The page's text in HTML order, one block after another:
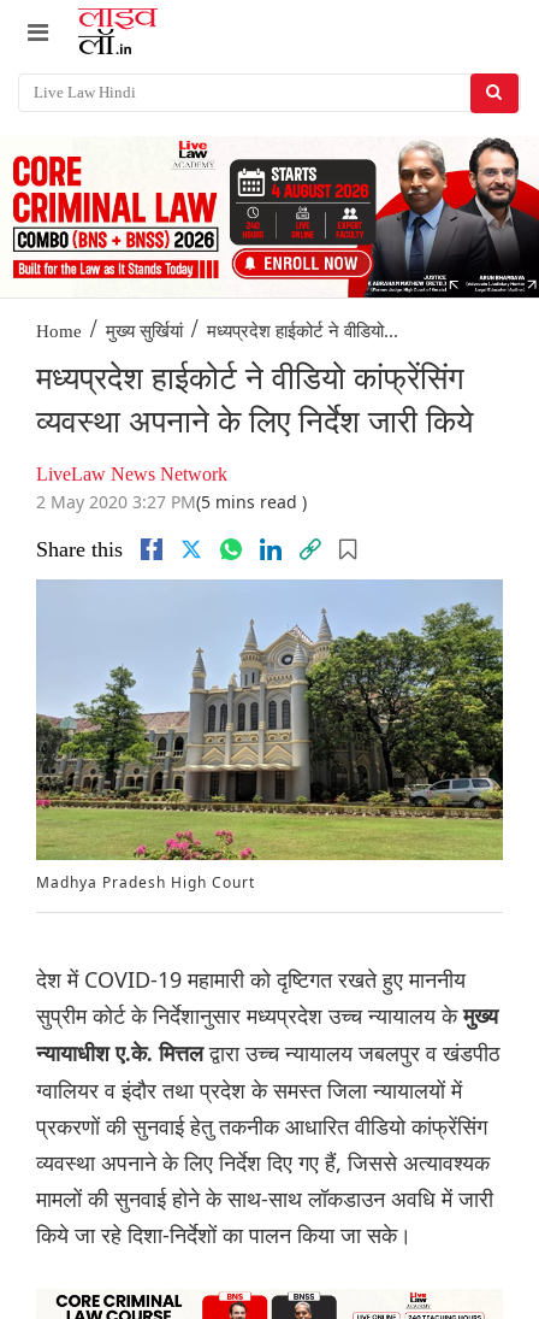
Home / मुख्य सुर्खियां / मध्यप्रदेश हाईकोर्ट ने वीडियो...
मध्यप्रदेश हाईकोर्ट ने वीडियो कांफ्रेंसिंग
व्यवस्था अपनाने के लिए निर्देश जारी किये
LiveLaw News Network
2 May 2020 3:27 PM(5 mins read )
Share this
Madhya Pradesh High Court
देश में COVID-19 महामारी को दृष्टिगत रखते हुए माननीय
सुप्रीम कोर्ट के निर्देशानुसार मध्यप्रदेश उच्च न्यायालय केमुख्य
न्यायाधीश ए.के. मित्तलद्वारा उच्च न्यायालय जबलपुर व खंडपीठ
ग्वालियर व इंदौर तथा प्रदेश के समस्त जिला न्यायालयों में
प्रकरणों की सुनवाई हेतु तकनीक आधारित वीडियो कांफ्रेंसिंग
व्यवस्था अपनाने के लिए निर्देश दिए गए हैं, जिससे अत्यावश्यक
मामलों की सुनवाई होने के साथ-साथ लॉकडाउन अवधि में जारी
किये जा रहे दिशा-निर्देशों का पालन किया जा सके।